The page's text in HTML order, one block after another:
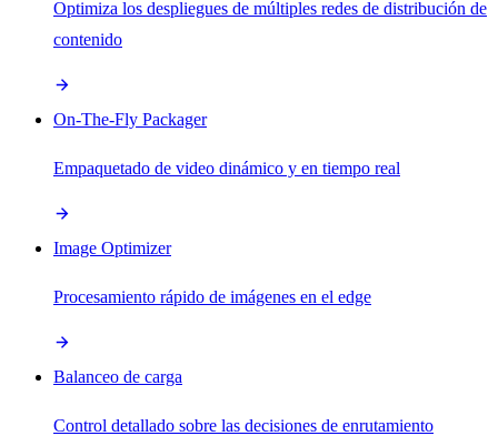
Optimiza los despliegues de múltiples redes de distribución de
contenido
On-The-Fly Packager
Empaquetado de video dinámico y en tiempo real
Image Optimizer
Procesamiento rápido de imágenes en el edge
Balanceo de carga
Control detallado sobre las decisiones de enrutamiento